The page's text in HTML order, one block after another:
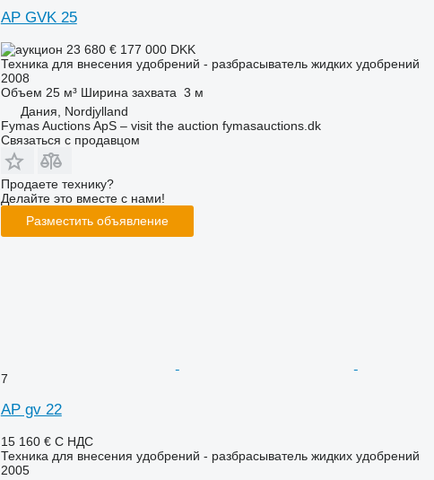
AP GVK 25
23 680 € 177 000 DKK
Техника для внесения удобрений - разбрасыватель жидких удобрений
2008
Объем 25 м³ Ширина захвата 3 м
Дания, Nordjylland
Fymas Auctions ApS – visit the auction fymasauctions.dk
Связаться с продавцом
Продаете технику?
Делайте это вместе с нами!
Разместить объявление
7
AP gv 22
15 160 € С НДС
Техника для внесения удобрений - разбрасыватель жидких удобрений
2005